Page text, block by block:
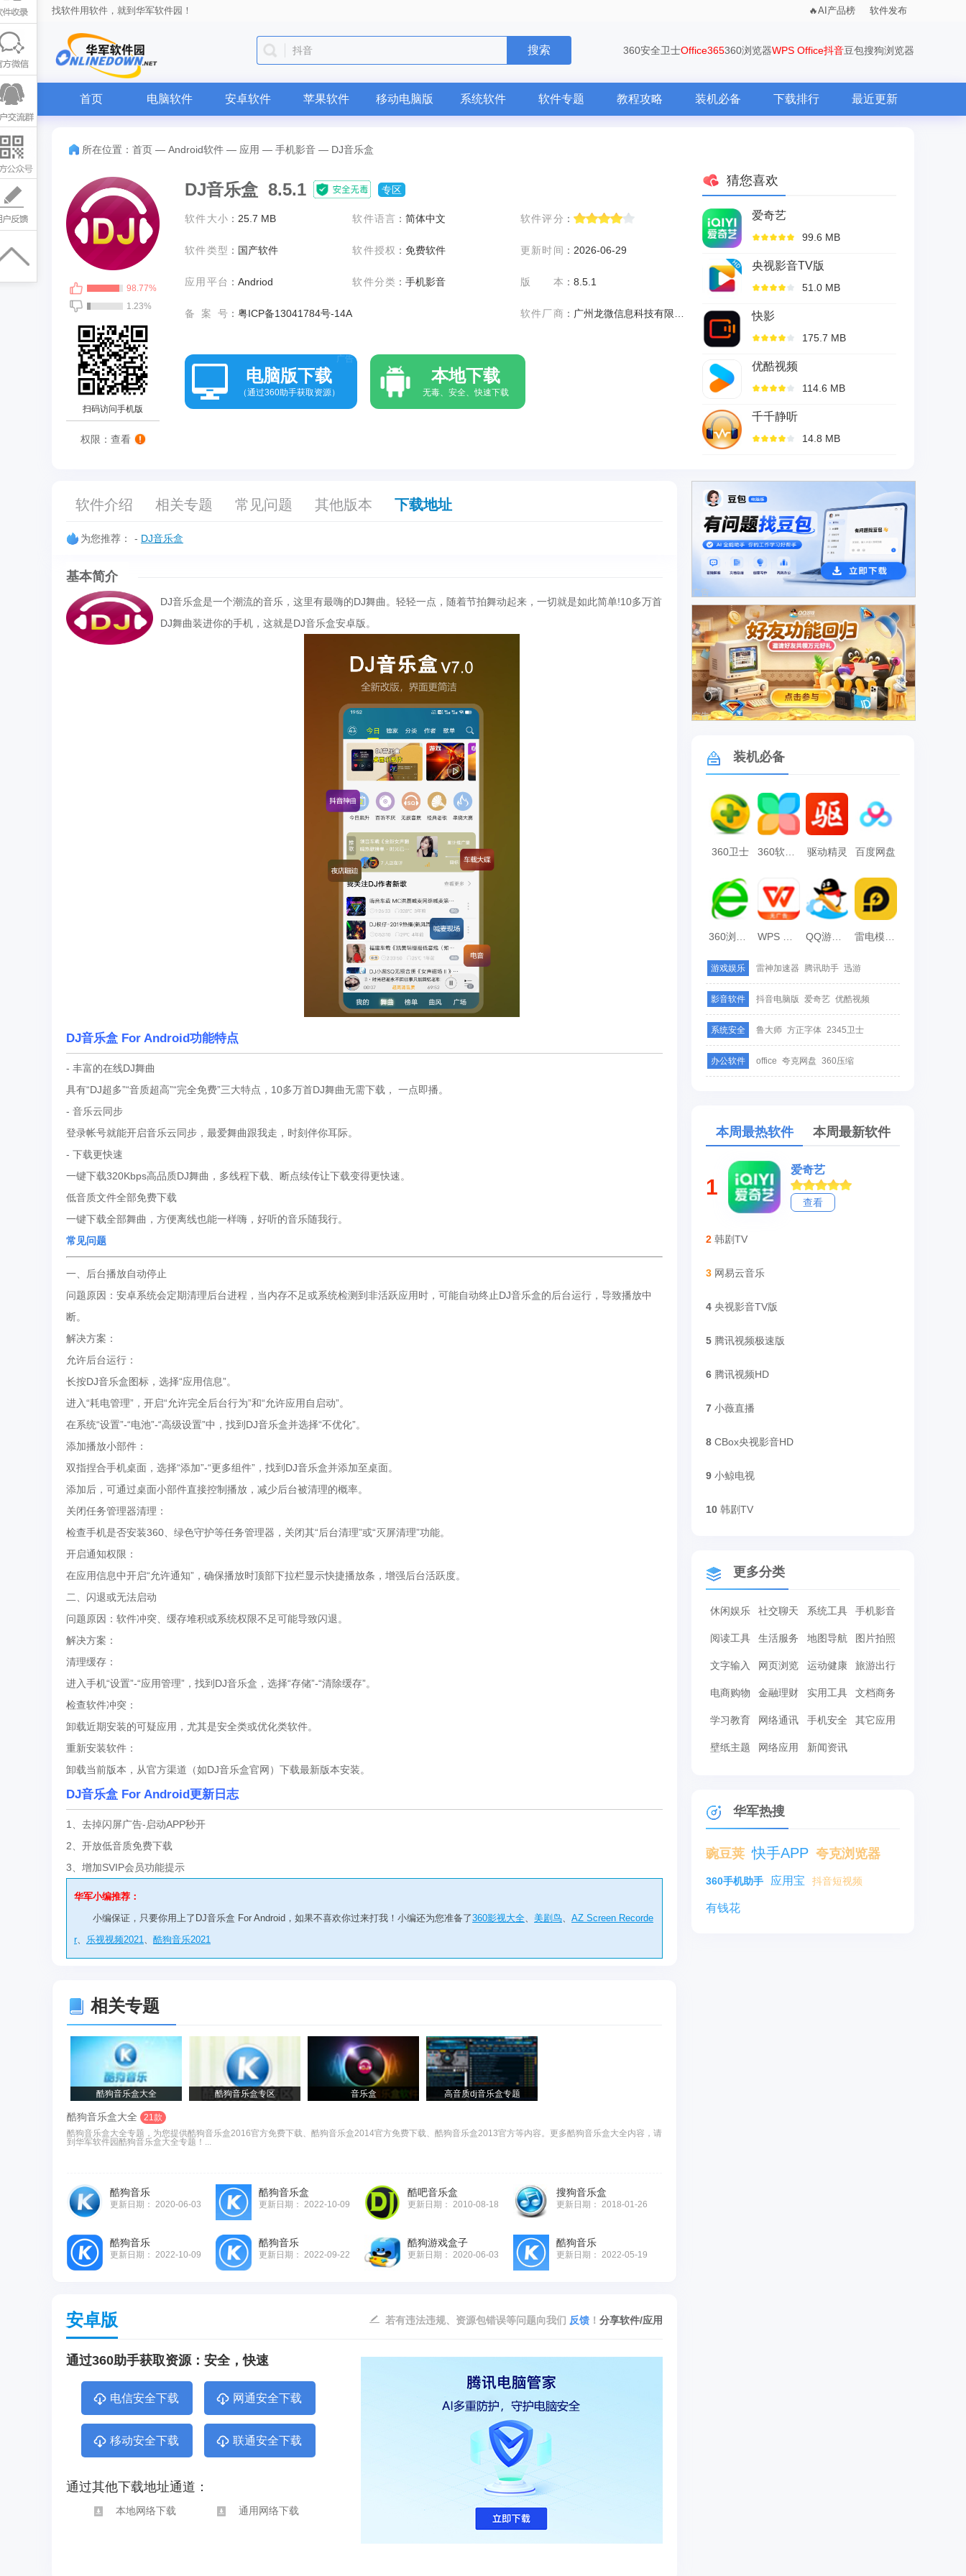
找软件用软件，就到华军软件园！ AI产品榜 软件发布
抖音 搜索 360安全卫士Office365360浏览器WPS Office抖音豆包搜狗浏览器
首页 电脑软件 安卓软件 苹果软件 移动电脑版 系统软件 软件专题 教程攻略 装机必备 下载排行 最近更新
所在位置： 首页 — Android软件 — 应用 — 手机影音 — DJ音乐盒
98.77%
1.23%
扫码访问手机版
权限：查看
DJ音乐盒 8.5.1 专区
软件大小 ： 25.7 MB 软件语言 ：简体中文 软件评分 ：
软件类型 ： 国产软件 软件授权 ：免费软件 更新时间 ： 2026-06-29
应用平台 ： Andriod 软件分类 ：手机影音 版本 ： 8.5.1
备案号 ： 粤ICP备13041784号-14A 软件厂商 ：
电脑版下载
（通过360助手获取资源）
广告
本地下载
无毒、安全、快速下载
猜您喜欢
爱奇艺
99.6 MB
央视影音TV版
51.0 MB
快影
175.7 MB
优酷视频
114.6 MB
千千静听
14.8 MB
软件介绍 相关专题 常见问题 其他版本 下载地址
为您推荐： - DJ音乐盒
基本简介
DJ音乐盒是一个潮流的音乐，这里有最嗨的DJ舞曲。轻轻一点，随着节拍舞动起来，一切就是如此简单!10多万首
DJ舞曲装进你的手机，这就是DJ音乐盒安卓版。
DJ音乐盒 For Android功能特点
- 丰富的在线DJ舞曲
具有“DJ超多”“音质超高”“完全免费”三大特点，10多万首DJ舞曲无需下载， 一点即播。
- 音乐云同步
登录帐号就能开启音乐云同步，最爱舞曲跟我走，时刻伴你耳际。
- 下载更快速
一键下载320Kbps高品质DJ舞曲，多线程下载、断点续传让下载变得更快速。
低音质文件全部免费下载
一键下载全部舞曲，方便离线也能一样嗨，好听的音乐随我行。
常见问题
一、后台播放自动停止
问题原因：安卓系统会定期清理后台进程，当内存不足或系统检测到非活跃应用时，可能自动终止DJ音乐盒的后台运行，导致播放中
断。
解决方案：
允许后台运行：
长按DJ音乐盒图标，选择“应用信息”。
进入“耗电管理”，开启“允许完全后台行为”和“允许应用自启动”。
在系统“设置”-“电池”-“高级设置”中，找到DJ音乐盒并选择“不优化”。
添加播放小部件：
双指捏合手机桌面，选择“添加”-“更多组件”，找到DJ音乐盒并添加至桌面。
添加后，可通过桌面小部件直接控制播放，减少后台被清理的概率。
关闭任务管理器清理：
检查手机是否安装360、绿色守护等任务管理器，关闭其“后台清理”或“灭屏清理”功能。
开启通知权限：
在应用信息中开启“允许通知”，确保播放时顶部下拉栏显示快捷播放条，增强后台活跃度。
二、闪退或无法启动
问题原因：软件冲突、缓存堆积或系统权限不足可能导致闪退。
解决方案：
清理缓存：
进入手机“设置”-“应用管理”，找到DJ音乐盒，选择“存储”-“清除缓存”。
检查软件冲突：
卸载近期安装的可疑应用，尤其是安全类或优化类软件。
重新安装软件：
卸载当前版本，从官方渠道（如DJ音乐盒官网）下载最新版本安装。
DJ音乐盒 For Android更新日志
1、去掉闪屏广告-启动APP秒开
2、开放低音质免费下载
3、增加SVIP会员功能提示
华军小编推荐：
小编保证，只要你用上了DJ音乐盒 For Android，如果不喜欢你过来打我！小编还为您准备了360影视大全、 美剧鸟、 AZ Screen Recorde
r、 乐视视频2021、 酷狗音乐2021
相关专题
酷狗音乐盒大全 酷狗音乐盒专区 音乐盒 高音质dj音乐盒专题
酷狗音乐盒大全
21款
酷狗音乐盒大全专题，为您提供酷狗音乐盒2016官方免费下载、酷狗音乐盒2014官方免费下载、酷狗音乐盒2013官方等内容。更多酷狗音乐盒大全内容，请
到华军软件园酷狗音乐盒大全专题！...
酷狗音乐
更新日期： 2020-06-03
酷狗音乐盒
更新日期： 2022-10-09
酷吧音乐盒
更新日期： 2010-08-18
搜狗音乐盒
更新日期： 2018-01-26
酷狗音乐
更新日期： 2022-10-09
酷狗音乐
更新日期： 2022-09-22
酷狗游戏盒子
更新日期： 2020-06-03
酷狗音乐
更新日期： 2022-05-19
安卓版 分享软件/应用
若有违法违规、资源包错误等问题向我们 反馈 ！
通过360助手获取资源：安全，快速
电信安全下载 网通安全下载
移动安全下载 联通安全下载
通过其他下载地址通道：
本地网络下载 通用网络下载
广告
广告
装机必备
360卫士 360软件管家 驱动精灵 百度网盘
雷电模拟器
游戏娱乐 雷神加速器 腾讯助手 迅游
影音软件 抖音电脑版 爱奇艺 优酷视频
系统安全 鲁大师 方正字体 2345卫士
办公软件 office 夸克网盘 360压缩
本周最热软件 本周最新软件
1
爱奇艺
查看
2 韩剧TV
3 网易云音乐
4 央视影音TV版
5 腾讯视频极速版
6 腾讯视频HD
7 小薇直播
8 CBox央视影音HD
9 小鲸电视
10 韩剧TV
更多分类
休闲娱乐 社交聊天 系统工具 手机影音
阅读工具 生活服务 地图导航 图片拍照
文字输入 网页浏览 运动健康 旅游出行
电商购物 金融理财 实用工具 文档商务
学习教育 网络通讯 手机安全 其它应用
壁纸主题 网络应用 新闻资讯
华军热搜
豌豆荚 快手APP 夸克浏览器
360手机助手 应用宝 抖音短视频
有钱花